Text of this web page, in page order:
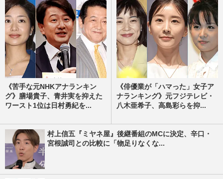
《苦手な元NHKアナランキン
グ》膳場貴子、青井実を抑えた
ワースト1位は日村勇紀を...
《俳優業が「ハマった」女子ア
ナランキング》元フジテレビ・
八木亜希子、高島彩らを抑...
村上信五『ミヤネ屋』後継番組のMCに決定、辛口・
宮根誠司との比較に「物足りなくな...